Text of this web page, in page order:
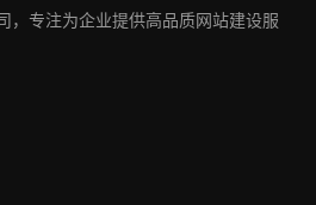
，专注为企业提供高品质网站建设服